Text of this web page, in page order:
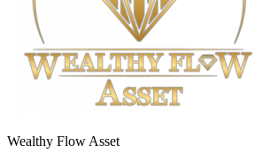
Wealthy Flow Asset